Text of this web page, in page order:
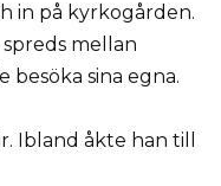
in på kyrkogården.
spreds mellan
besöka sina egna.
Ibland åkte han till